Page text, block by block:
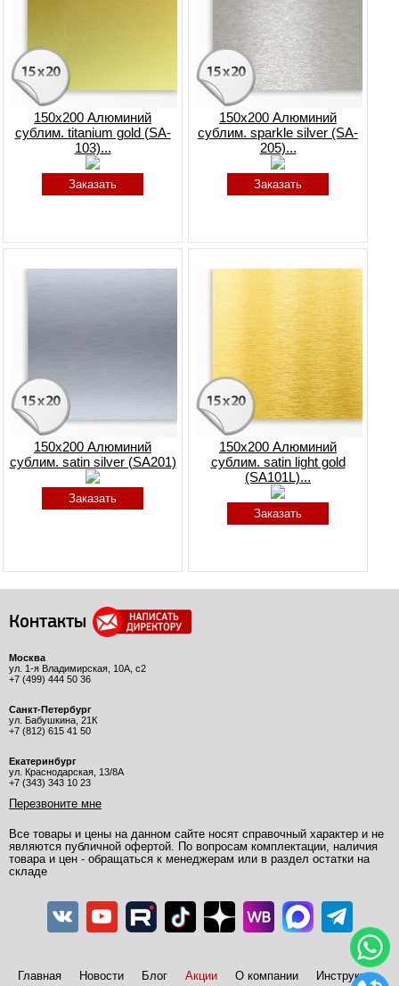
150x200 Алюминий
сублим. titanium gold (SA-
103)...
Заказать
150x200 Алюминий
сублим. sparkle silver (SA-
205)...
Заказать
150x200 Алюминий
сублим. satin silver (SA201)
Заказать
150x200 Алюминий
сублим. satin light gold
(SA101L)...
Заказать
Контакты
Москва
ул. 1-я Владимирская, 10А, с2
+7 (499) 444 50 36
Санкт-Петербург
ул. Бабушкина, 21К
+7 (812) 615 41 50
Екатеринбург
ул. Краснодарская, 13/8А
+7 (343) 343 10 23
Перезвоните мне
Все товары и цены на данном сайте носят справочный характер и не
являются публичной офертой. По вопросам комплектации, наличия
товара и цен - обращаться к менеджерам или в раздел остатки на
складе
Главная Новости Блог Акции О компании Инструкции